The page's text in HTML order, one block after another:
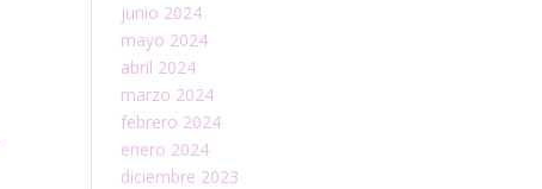
junio 2024
mayo 2024
abril 2024
marzo 2024
febrero 2024
enero 2024
diciembre 2023